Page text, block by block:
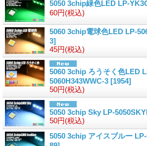
5050 3chip緑色LED LP-
60円(税込)
5060 3chip電球色LED LP-
3]
45円(税込)
5060 3chip ろうそく色LED
5060H343WWC-3 [1954]
50円(税込)
5050 3chip Sky LP-
50円(税込)
5050 3chip アイスブルー